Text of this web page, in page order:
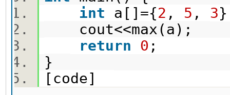
int a[]={2 , 5 , 3
cout<<max(a);
return
0 ;
}
[code]